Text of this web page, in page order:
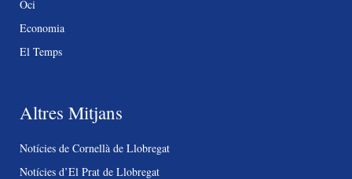
Oci
Economia
El Temps
Altres Mitjans
Notícies de Cornellà de Llobregat
Notícies d’El Prat de Llobregat